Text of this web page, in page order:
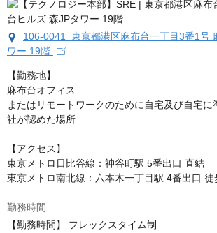
106-0041 東京都港区麻布台一丁目3番1号
ワー 19階
【勤務地】
麻布台オフィス
またはリモートワークのために自宅及び自宅に
社が認めた場所
【アクセス】
東京メトロ日比谷線：神谷町駅 5番出口 直結
東京メトロ南北線：六本木一丁目駅 4番出口 徒
勤務時間
【勤務時間】 フレックスタイム制